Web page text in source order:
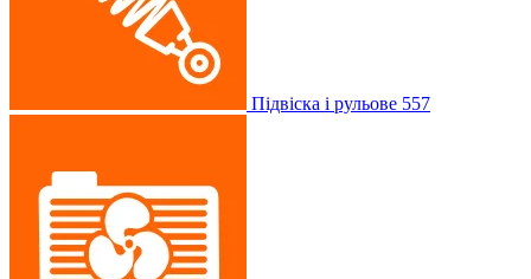
Підвіска і рульове 557